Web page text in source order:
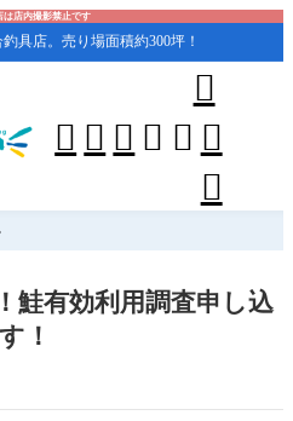
は店内撮影禁止です
具店。売り場面積約300坪！
    



鮭有効利用調査申し込
！